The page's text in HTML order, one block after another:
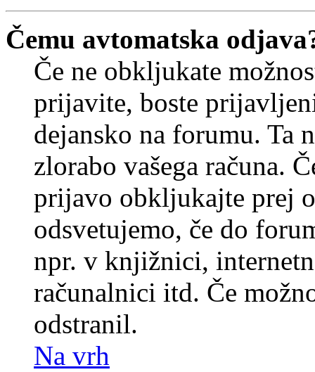
Čemu avtomatska
Če ne obkljukate
prijavite, boste
dejansko na forumu. Ta
zlorabo vašega računa.
prijavo obkljukajte prej
odsvetujemo, če do
npr. v knjižnici,
računalnici itd. Če
odstranil.
Na vrh